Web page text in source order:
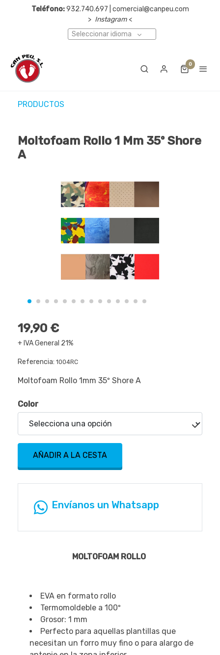
Teléfono:932.740.697 | comercial@canpeu.com
> Instagram <
Seleccionar idioma
0
PRODUCTOS
Moltofoam Rollo 1 Mm 35º Shore
A
19,90 €
+ IVA General 21%
Referencia: 1004RC
Moltofoam Rollo 1mm 35º Shore A
Color
AÑADIR A LA CESTA
Envíanos un Whatsapp
MOLTOFOAM ROLLO
EVA en formato rollo
Termomoldeble a 100º
Grosor: 1 mm
Perfecto para aquellas plantillas que
necesitan un forro muy fino o para alargo de